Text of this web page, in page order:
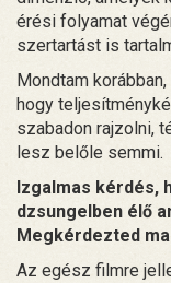
érési folyamat
szertartást is
Mondtam
hogy
szabadon rajzolni,
lesz belőle semmi.
Izgalmas kérdés,
dzsungelben élő
Megkérdezted
Az egész filmre